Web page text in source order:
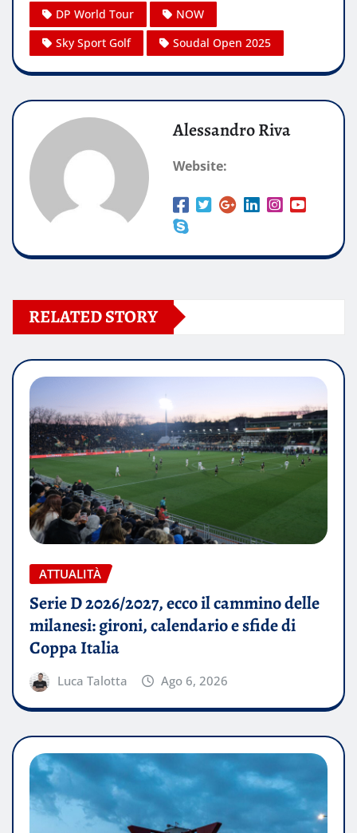
DP World Tour
NOW
Sky Sport Golf
Soudal Open 2025
Alessandro Riva
Website:
RELATED STORY
ATTUALITÀ
Serie D 2026/2027, ecco il cammino delle
milanesi: gironi, calendario e sfide di
Coppa Italia
Luca Talotta Ago 6, 2026